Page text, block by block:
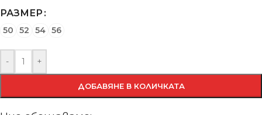
РАЗМЕР
50 52 54 56
- +
ДОБАВЯНЕ В КОЛИЧКАТА